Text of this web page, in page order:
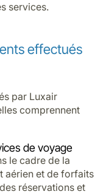
services.
effectués
par Luxair
comprennent
de voyage
le cadre de la
aérien et de forfaits
réservations et